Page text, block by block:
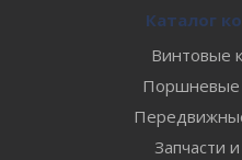
Каталог
Винтовые
Поршневые
Запчасти